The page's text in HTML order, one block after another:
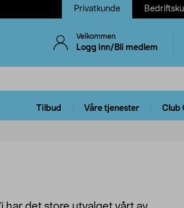
Privatkunde
Velkommen
Logg inn/Bli medlem
Tilbud Våre tjenester Club